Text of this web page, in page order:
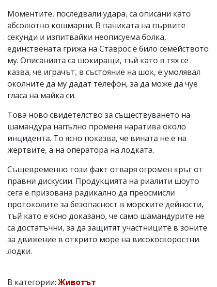
Моментите, последвали удара, са описани като
абсолютно кошмарни. В паниката на първите
секунди и изпитвайки неописуема болка,
единствената грижа на Ставрос е било семейството
му. Описанията са шокиращи, тъй като в тях се
казва, че играчът, в състояние на шок, е умолявал
околните да му дадат телефон, за да може да чуе
гласа на майка си.
Това ново свидетелство за съществуването на
шамандура напълно променя наратива около
инцидента. То ясно показва, че вината не е на
жертвите, а на оператора на лодката.
Същевременно този факт отваря огромен кръг от
правни дискусии. Продукцията на риалити шоуто
сега е призована радикално да преосмисли
протоколите за безопасност в морските дейности,
тъй като е ясно доказано, че само шамандурите не
са достатъчни, за да защитят участниците в зоните
за движение в открито море на високоскоростни
лодки.
В категории:Животът